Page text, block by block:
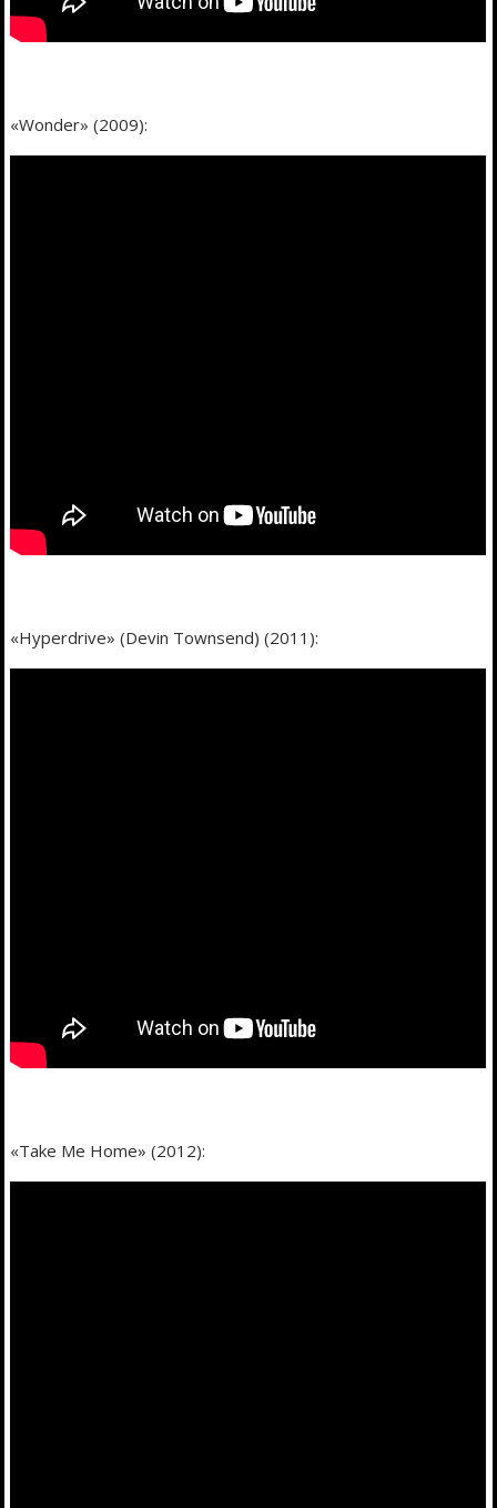
«Wonder» (2009):
«Hyperdrive» (Devin Townsend) (2011):
«Take Me Home» (2012):